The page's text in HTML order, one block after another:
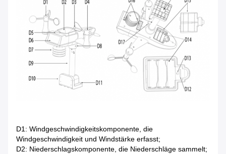
D1: Windgeschwindigkeitskomponente, die
Windgeschwindigkeit und Windstärke erfasst;
D2: Niederschlagskomponente, die Niederschläge sammelt;